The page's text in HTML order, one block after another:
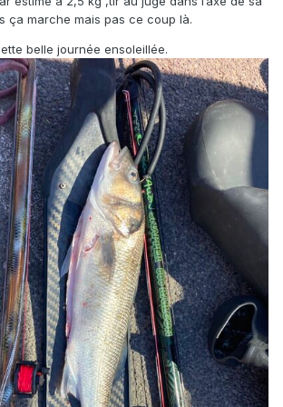
ça marche mais pas ce coup là.
belle journée ensoleillée.